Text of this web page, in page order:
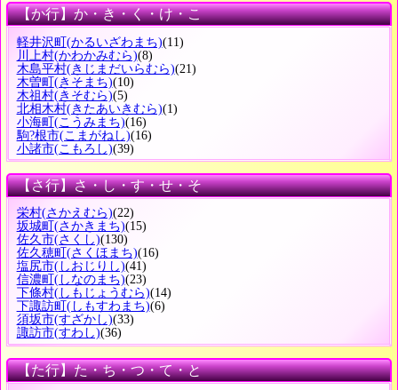
【か行】か・き・く・け・こ
軽井沢町(かるいざわまち)(11)
川上村(かわかみむら)(8)
木島平村(きじまだいらむら)(21)
木曽町(きそまち)(10)
木祖村(きそむら)(5)
北相木村(きたあいきむら)(1)
小海町(こうみまち)(16)
駒?根市(こまがねし)(16)
小諸市(こもろし)(39)
【さ行】さ・し・す・せ・そ
栄村(さかえむら)(22)
坂城町 (さかきまち)(15)
佐久市(さくし)(130)
佐久穂町 (さくほまち)(16)
塩尻市(しおじりし)(41)
信濃町 (しなのまち)(23)
下條村(しもじょうむら)(14)
下諏訪町 (しもすわまち)(6)
須坂市(すざかし)(33)
諏訪市(すわし)(36)
【た行】た・ち・つ・て・と